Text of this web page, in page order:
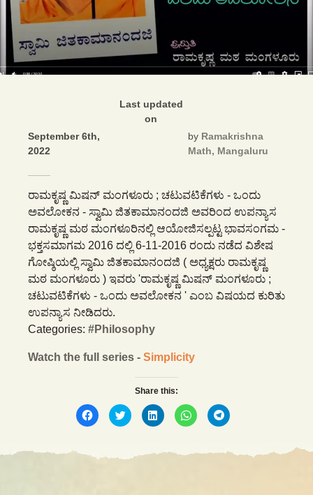
Last updated
on
September 6th,
2022
by Ramakrishna
Math, Mangaluru
ರಾಮಕೃಷ್ಣ ಮಿಷನ್ ಮಂಗಳೂರು ; ಚಟುವಟಿಕೆಗಳು - ಒಂದು
ಅವಲೋಕನ - ಸ್ವಾಮಿ ಜಿತಕಾಮಾನಂದಜಿ ಅವರಿಂದ ಉಪನ್ಯಾಸ
ರಾಮಕೃಷ್ಣ ಮಠ ಮಂಗಳೂರಿನಲ್ಲಿ ಆಯೋಜಿಸಲ್ಪಟ್ಟ ಭಾವಸಂಗಮ -
ಭಕ್ತಸಮಾಗಮ 2016 ದಲ್ಲಿ 6-11-2016 ರಂದು ನಡೆದ ವಿಶೇಷ
ಗೋಷ್ಠಿಯಲ್ಲಿ ಸ್ವಾಮಿ ಜಿತಕಾಮಾನಂದಜಿ ( ಅಧ್ಯಕ್ಷರು ರಾಮಕೃಷ್ಣ
ಮಠ ಮಂಗಳೂರು ) ಇವರು 'ರಾಮಕೃಷ್ಣ ಮಿಷನ್ ಮಂಗಳೂರು ;
ಚಟುವಟಿಕೆಗಳು - ಒಂದು ಅವಲೋಕನ ' ಎಂಬ ವಿಷಯದ ಕುರಿತು
ಉಪನ್ಯಾಸ ನೀಡಿದರು.
Categories: #Philosophy
Watch the full series - Simplicity
Share this:
Click
to
share
(Opens
in
Click
to
share
(Opens
in
Click
to
share
(Opens
Click
to
share
(Opens
Click
to
(Opens